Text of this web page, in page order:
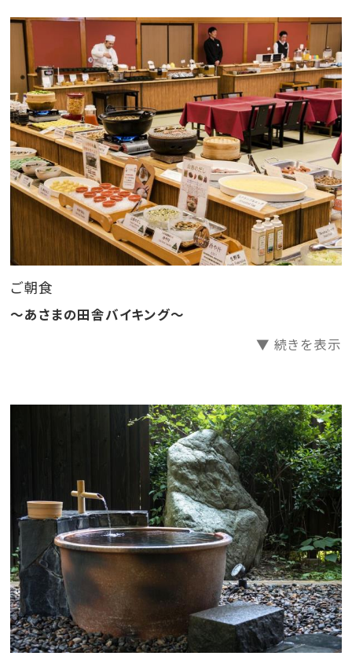
【 ご 朝 食 】
～あさまの田舎バイキング～
・山形名物芋煮 ・山形のだし ・冷や汁 ・あおさ納
豆
・手作り出汁巻き玉子 ・いかの一夜干し
・山形郷土料理 を 中心とした約20種類をご用意してお
ります。
※日により和定食になる場合がございます。和定食・
バイキングの選択はできません。
（和定食の場合は、ご提供の内容がバイキングメニュー
とは異なります）
肌触りが柔らかく湯冷めしにくい上質な温泉に癒されて
貸切風呂 「洗心の湯」「雛の湯」
有料 50分 1,650円 ※当日フロント予約・先着順
ご朝食
～あさまの田舎バイキング～
▼ 続きを表示